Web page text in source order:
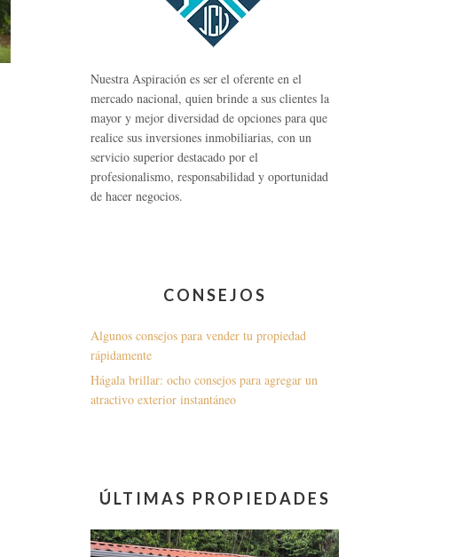
Nuestra Aspiración es ser el oferente en el
mercado nacional, quien brinde a sus clientes la
mayor y mejor diversidad de opciones para que
realice sus inversiones inmobiliarias, con un
servicio superior destacado por el
profesionalismo, responsabilidad y oportunidad
de hacer negocios.
CONSEJOS
Algunos consejos para vender tu propiedad
rápidamente
Hágala brillar: ocho consejos para agregar un
atractivo exterior instantáneo
ÚLTIMAS PROPIEDADES